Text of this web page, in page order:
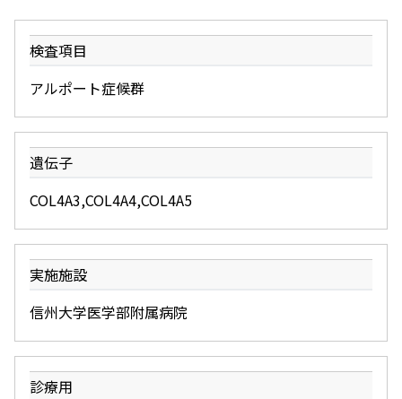
検査項目
アルポート症候群
遺伝子
COL4A3,COL4A4,COL4A5
実施施設
信州大学医学部附属病院
診療用